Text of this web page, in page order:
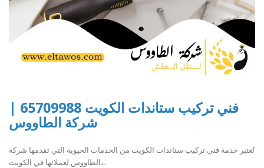
فني تركيب ستاندات الكويت 65709988 |
شركة الطاووس
تُعتبر خدمة فني تركيب ستاندات الكويت من الخدمات الحيوية التي تقدمها شركة
الطاووس لعملائها في الكويت،..